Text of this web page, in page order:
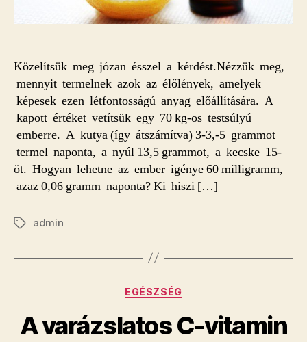
Közelítsük meg józan ésszel a kérdést.Nézzük meg,
mennyit termelnek azok az élőlények, amelyek
képesek ezen létfontosságú anyag előállítására. A
kapott értéket vetítsük egy 70 kg-os testsúlyú
emberre. A kutya (így átszámítva) 3-3,-5 grammot
termel naponta, a nyúl 13,5 grammot, a kecske 15-
öt. Hogyan lehetne az ember igénye 60 milligramm,
azaz 0,06 gramm naponta? Ki hiszi […]
Címkékadmin
Kategóriák
EGÉSZSÉG
A varázslatos C-vitamin